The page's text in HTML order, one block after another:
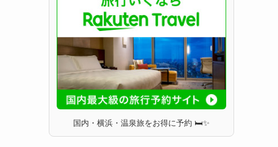
国内・横浜・温泉旅をお得に予約 🛏✨